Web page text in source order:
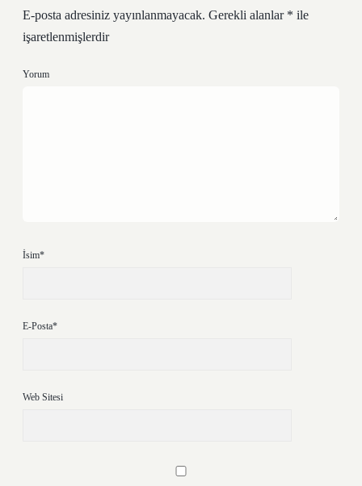
E-posta adresiniz yayınlanmayacak. Gerekli alanlar * ile
işaretlenmişlerdir
Yorum
İsim*
E-Posta*
Web Sitesi